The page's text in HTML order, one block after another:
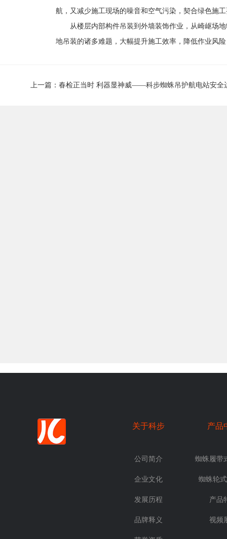
航，又减少施工现场的噪音和空气污染，契合绿色施
从楼层内部构件吊装到外墙装饰作业，从崎岖场
地吊装的诸多难题，大幅提升施工效率，降低作业风
上一篇：春检正当时 利器显神威——科步蜘蛛吊护航电站安全
关于科步
公司简介
企业文化
发展历程
品牌释义
产品
蜘蛛履带
蜘蛛轮
产品
视频